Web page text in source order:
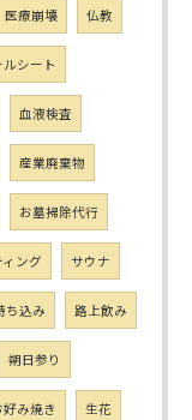
医療崩壊 仏教
ルシート
血液検査
産業廃棄物
お墓掃除代行
ング サウナ
ち込み 路上飲み
朔日参り
好み焼き 生花